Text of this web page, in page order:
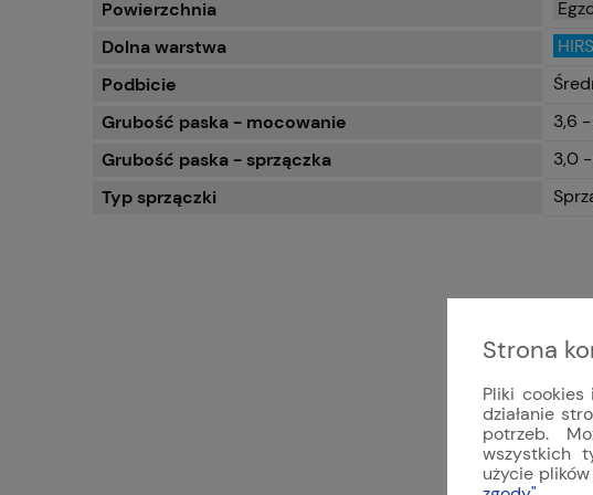
Powierzchnia
Dolna warstwa
Podbicie
Grubość paska - mocowanie
3,6 -
Grubość paska - sprzączka
3,0 -
Typ sprzączki
Strona
Pliki
działanie
potrzeb.
wszystkich
użycie